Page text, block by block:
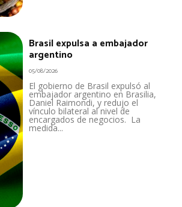
Brasil expulsa a embajador
argentino
05/08/2026
El gobierno de Brasil expulsó al
embajador argentino en Brasilia,
Daniel Raimondi, y redujo el
vínculo bilateral al nivel de
encargados de negocios. La
medida...